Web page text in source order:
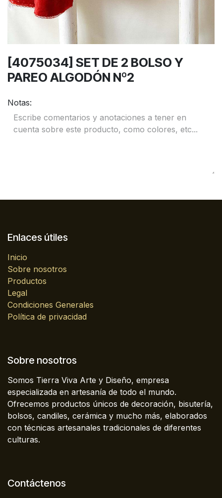
[4075034] SET DE 2 BOLSO Y
PAREO ALGODÓN Nº2
Notas:
Enlaces útiles
Inicio
Sobre nosotros
Productos
Legal
Condiciones Generales
Política de privacidad
Sobre nosotros
Somos Tierra Viva Arte y Diseño, empresa
especializada en artesanía de todo el mundo.
Ofrecemos productos únicos de decoración, bisutería,
bolsos, candiles, cerámica y mucho más, elaborados
con técnicas artesanales tradicionales de diferentes
culturas.
Contáctenos